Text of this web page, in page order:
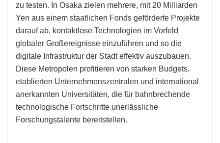
zu testen. In Osaka zielen mehrere, mit 20 Milliarden
Yen aus einem staatlichen Fonds geförderte Projekte
darauf ab, kontaktlose Technologien im Vorfeld
globaler Großereignisse einzuführen und so die
digitale Infrastruktur der Stadt effektiv auszubauen.
Diese Metropolen profitieren von starken Budgets,
etablierten Unternehmenszentralen und international
anerkannten Universitäten, die für bahnbrechende
technologische Fortschritte unerlässliche
Forschungstalente bereitstellen.